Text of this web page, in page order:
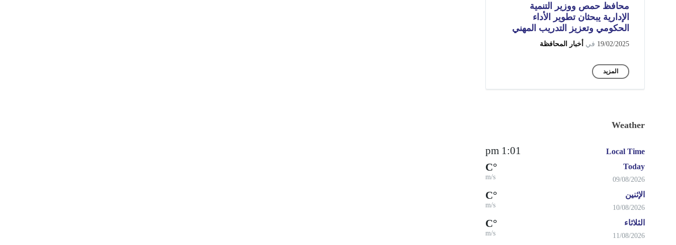
محافظ حمص ووزير التنمية
الإدارية يبحثان تطوير الأداء
الحكومي وتعزيز التدريب المهني
19/02/2025 في أخبار المحافظة
المزيد
Weather
Local Time
1:01 pm
Today
09/08/2026
°C
m/s
الإثنين
10/08/2026
°C
m/s
الثلاثاء
11/08/2026
°C
m/s